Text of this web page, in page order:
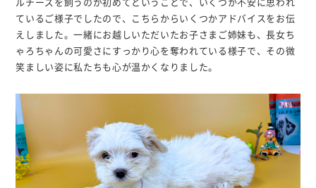
ルチーズを飼うのが初めてということで、いくつか不安に思われ
ているご様子でしたので、こちらからいくつかアドバイスをお伝
えしました。一緒にお越しいただいたお子さまご姉妹も、長女ち
ゃろちゃんの可愛さにすっかり心を奪われている様子で、その微
笑ましい姿に私たちも心が温かくなりました。